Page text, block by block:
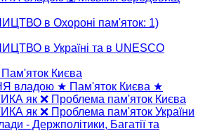
в Охороні пам'яток: 1)
в Україні та в UNESCO
Києва
владою ★ Пам'яток Києва ★
як ❌ Проблема пам'яток Києва
як ❌ Проблема пам'яток України
- Держполітики, Багатії та